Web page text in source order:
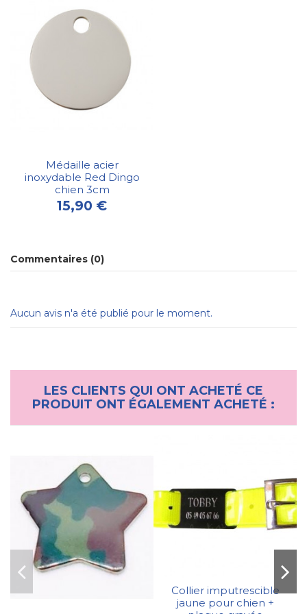
Médaille acier
inoxydable Red Dingo
chien 3cm
15,90 €
Commentaires (0)
Aucun avis n'a été publié pour le moment.
LES CLIENTS QUI ONT ACHETÉ CE
PRODUIT ONT ÉGALEMENT ACHETÉ :
Collier imputrescible
jaune pour chien +